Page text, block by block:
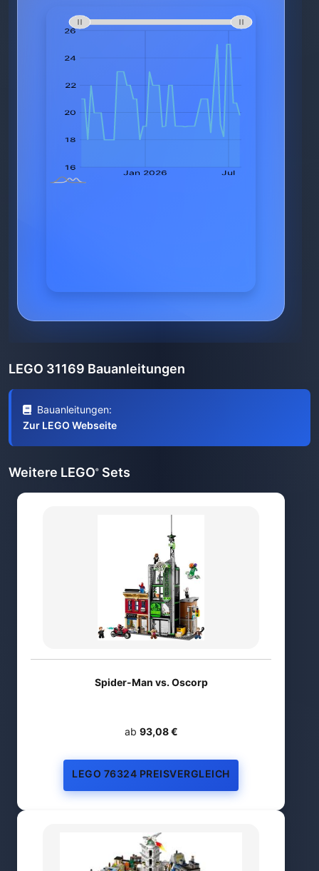
LEGO 31169 Bauanleitungen
Bauanleitungen:
Zur LEGO Webseite
Weitere LEGO® Sets
Spider-Man vs. Oscorp
ab 93,08 €
LEGO 76324 PREISVERGLEICH